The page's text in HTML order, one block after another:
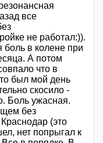
все
не работал:)).
в колене при
А потом
что в
был мой день
скосило -
Боль ужасная.
без
(это
нет попрыгал к